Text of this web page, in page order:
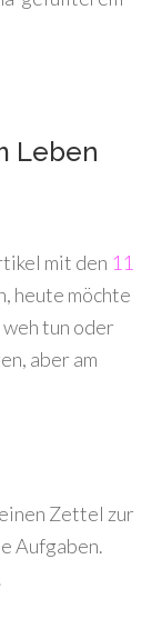
Leben
mit den 11
heute möchte
tun oder
aber am
Zettel zur
Aufgaben.